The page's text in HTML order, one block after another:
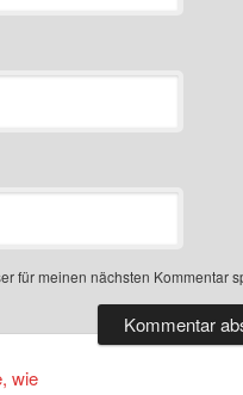
für meinen nächsten Kommentar
wie